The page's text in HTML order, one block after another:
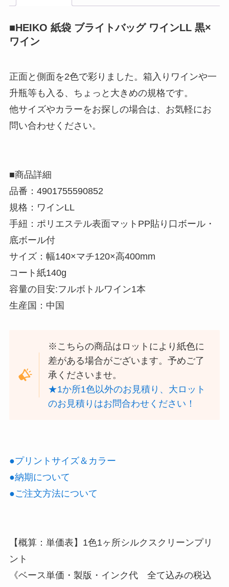
■HEIKO 紙袋 ブライトバッグ ワインLL 黒×
ワイン
正面と側面を2色で彩りました。箱入りワインや一
升瓶等も入る、ちょっと大きめの規格です。
他サイズやカラーをお探しの場合は、お気軽にお
問い合わせください。
■商品詳細
品番： 4901755590852
規格：ワインLL
手紐：ポリエステル表面マットPP貼り口ボール・
底ボール付
サイズ： 幅140×マチ120×高400mm
コート紙140g
容量の目安:フルボトルワイン1本
生産国： 中国
※こちらの商品はロットにより紙色に
差がある場合がございます。予めご了
承くださいませ。
★1か所1色以外のお見積り、大ロット
のお見積りはお問合わせください！
●プリントサイズ＆カラー
●納期について
●ご注文方法について
【概算：単価表】1色1ヶ所シルクスクリーンプリ
ント
《ベース単価・製版・インク代 全て込みの税込